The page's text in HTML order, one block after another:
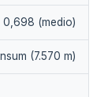
0,698 (medio)
(7.570 m)